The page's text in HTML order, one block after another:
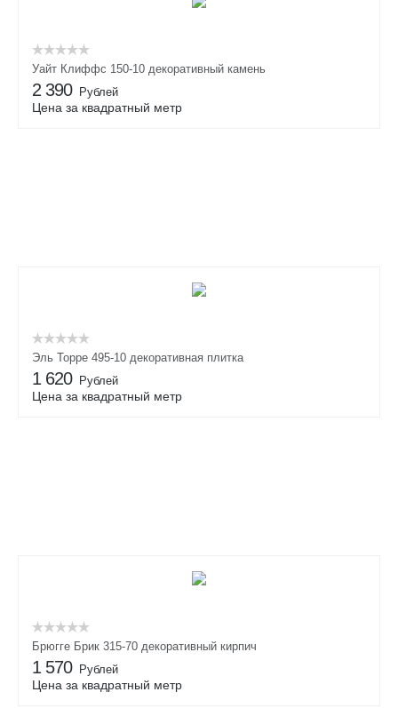
Уайт Клиффс 150-10 декоративный камень
2 390 Рублей
Цена за квадратный метр
Эль Торре 495-10 декоративная плитка
1 620 Рублей
Цена за квадратный метр
Брюгге Брик 315-70 декоративный кирпич
1 570 Рублей
Цена за квадратный метр